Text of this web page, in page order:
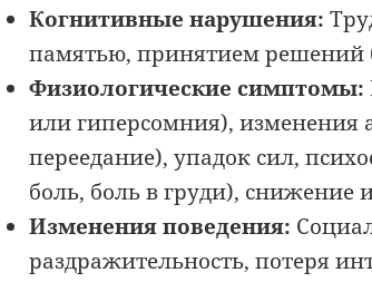
Когнитивные нарушения:
памятью, принятием решений
Физиологические симптомы:
или гиперсомния), изменения
переедание), упадок сил,
боль, боль в груди), снижение
Изменения поведения:
раздражительность, потеря